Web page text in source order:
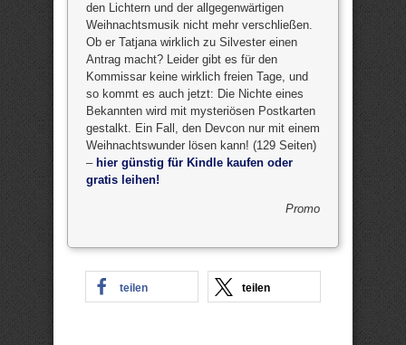
den Lichtern und der allgegenwärtigen
Weihnachtsmusik nicht mehr verschließen.
Ob er Tatjana wirklich zu Silvester einen
Antrag macht? Leider gibt es für den
Kommissar keine wirklich freien Tage, und
so kommt es auch jetzt: Die Nichte eines
Bekannten wird mit mysteriösen Postkarten
gestalkt. Ein Fall, den Devcon nur mit einem
Weihnachtswunder lösen kann! (129 Seiten)
– hier günstig für Kindle kaufen oder
gratis leihen!
Promo
teilen teilen